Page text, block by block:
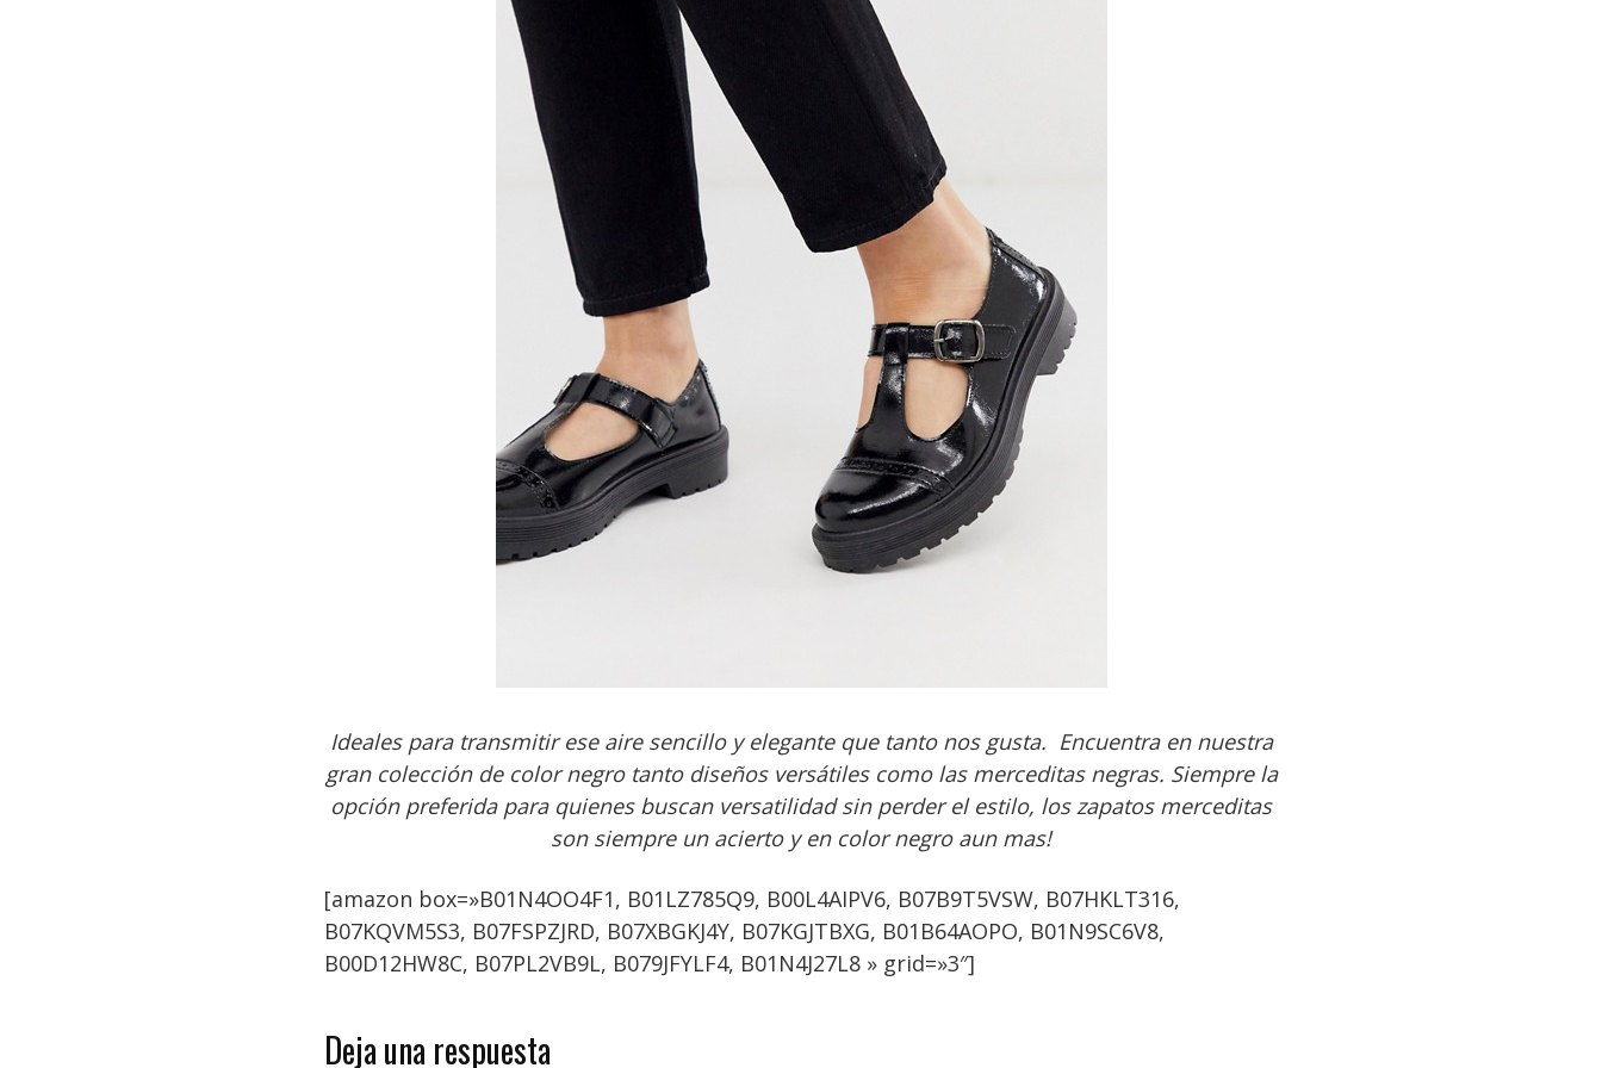
Ideales para transmitir ese aire sencillo y elegante que tanto nos gusta. Encuentra en nuestra
gran colección de color negro tanto diseños versátiles como las merceditas negras. Siempre la
opción preferida para quienes buscan versatilidad sin perder el estilo, los zapatos merceditas
son siempre un acierto y en color negro aun mas!
[amazon box=»B01N4OO4F1, B01LZ785Q9, B00L4AIPV6, B07B9T5VSW, B07HKLT316,
B07KQVM5S3, B07FSPZJRD, B07XBGKJ4Y, B07KGJTBXG, B01B64AOPO, B01N9SC6V8,
B00D12HW8C, B07PL2VB9L, B079JFYLF4, B01N4J27L8 » grid=»3″]
Deja una respuesta